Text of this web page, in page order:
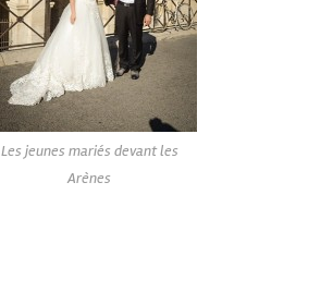
Les jeunes mariés devant les
Arènes